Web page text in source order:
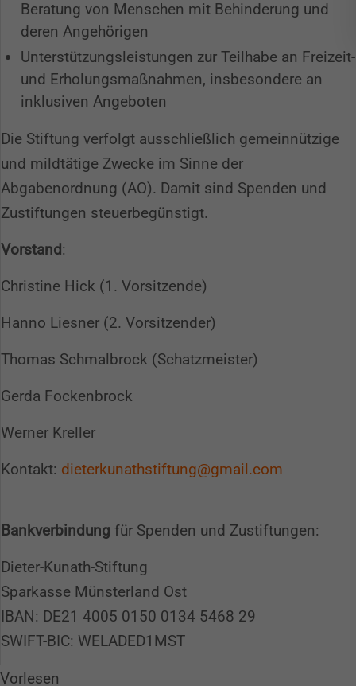
Beratung von Menschen mit Behinderung und
deren Angehörigen
Unterstützungsleistungen zur Teilhabe an Freizeit-
und Erholungsmaßnahmen, insbesondere an
inklusiven Angeboten
Die Stiftung verfolgt ausschließlich gemeinnützige
und mildtätige Zwecke im Sinne der
Abgabenordnung (AO). Damit sind Spenden und
Zustiftungen steuerbegünstigt.
Vorstand:
Christine Hick (1. Vorsitzende)
Hanno Liesner (2. Vorsitzender)
Thomas Schmalbrock (Schatzmeister)
Gerda Fockenbrock
Werner Kreller
Kontakt: dieterkunathstiftung@gmail.com
Bankverbindung für Spenden und Zustiftungen:
Dieter-Kunath-Stiftung
Sparkasse Münsterland Ost
IBAN: DE21 4005 0150 0134 5468 29
SWIFT-BIC: WELADED1MST
Vorlesen
Dann klicken Sie bitte
überweisen:
Kontoinhaber: Westfalenfleiß GmbH
IBAN: DE79400501500034546739